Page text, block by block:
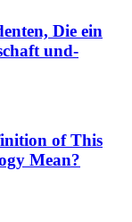
Die ein
und-
of This
Mean?